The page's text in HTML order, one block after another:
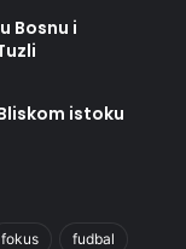
Bosnu i
istoku
fokus fudbal